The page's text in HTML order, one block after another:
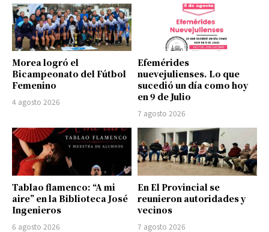
Morea logró el
Bicampeonato del Fútbol
Femenino
4 agosto 2026
Efemérides
nuevejulienses. Lo que
sucedió un día como hoy
en 9 de Julio
7 agosto 2026
Tablao flamenco: “A mi
aire” en la Biblioteca José
Ingenieros
6 agosto 2026
En El Provincial se
reunieron autoridades y
vecinos
7 agosto 2026